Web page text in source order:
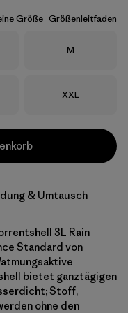
Größe Größenleitfaden
Größe
M
Größe
XXL
& Umtausch
3L Rain
Standard von
bietet ganztägigen
Stoff,
ohne den